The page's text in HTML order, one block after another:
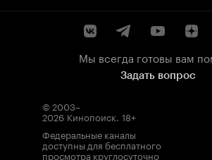
Мы всегда готовы вам
Задать вопрос
© 2003–
2026 Кинопоиск. 18+
Федеральные каналы
доступны для бесплатного
просмотра круглосуточно